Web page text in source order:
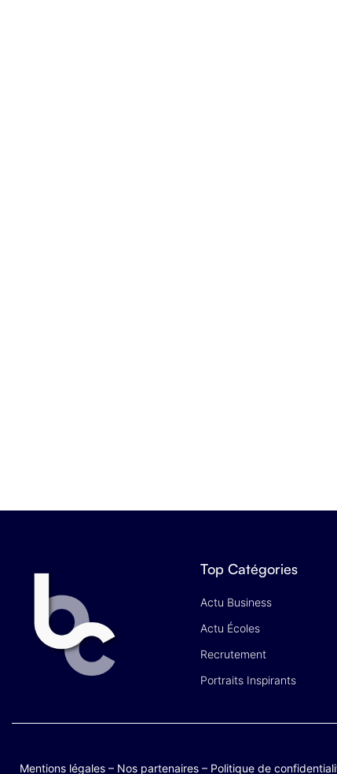
Top Catégories
Actu Business
Actu Écoles
Recrutement
Portraits Inspirants
Mentions légales – Nos partenaires – Politique de